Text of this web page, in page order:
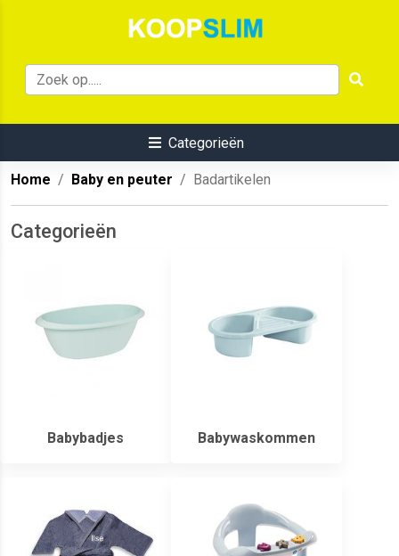
Categorieën
Home Baby en peuter Badartikelen
Categorieën
Babybadjes Babywaskommen